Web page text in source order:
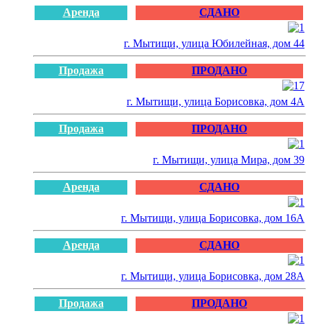
Аренда СДАНО
г. Мытищи, улица Юбилейная, дом 44
Продажа ПРОДАНО
г. Мытищи, улица Борисовка, дом 4А
Продажа ПРОДАНО
г. Мытищи, улица Мира, дом 39
Аренда СДАНО
г. Мытищи, улица Борисовка, дом 16А
Аренда СДАНО
г. Мытищи, улица Борисовка, дом 28А
Продажа ПРОДАНО